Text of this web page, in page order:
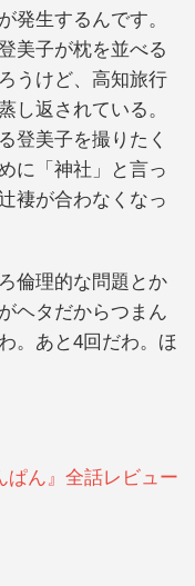
発生するんです。
美子が枕を並べる
うけど、高知旅行
し返されている。
登美子を撮りたく
に「神社」と言っ
褄が合わなくなっ
倫理的な問題とか
ヘタだからつまん
。あと4回だわ。ほ
ぱん』全話レビュー